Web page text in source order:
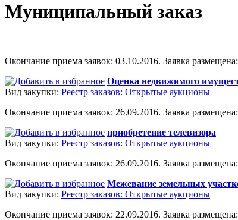
Муниципальный заказ
Окончание приема заявок: 03.10.2016. Заявка
Оценка недвижимого
Вид закупки: Реестр заказов: Открытые аукционы
Окончание приема заявок: 26.09.2016. Заявка
приобретение телевизора
Вид закупки: Реестр заказов: Открытые аукционы
Окончание приема заявок: 26.09.2016. Заявка
Межевание земельных
Вид закупки: Реестр заказов: Открытые аукционы
Окончание приема заявок: 22.09.2016. Заявка